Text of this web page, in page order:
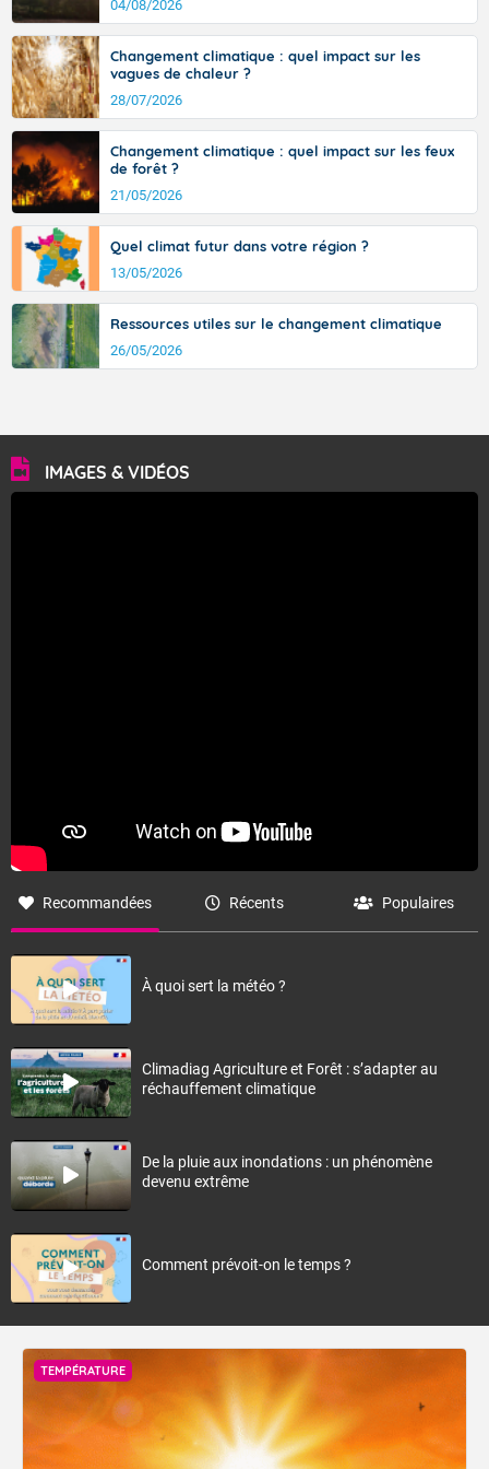
avec des pointes jusqu'à 37 à 38 degrés dans l'arrière-
pays varois et en vallée de la Garonne.
Fermer
04/08/2026
Changement climatique : quel impact sur les
vagues de chaleur ?
28/07/2026
Changement climatique : quel impact sur les feux
de forêt ?
21/05/2026
Quel climat futur dans votre région ?
13/05/2026
Ressources utiles sur le changement climatique
26/05/2026
IMAGES & VIDÉOS
Recommandées Récents Populaires
À quoi sert la météo ?
Climadiag Agriculture et Forêt : s’adapter au
réchauffement climatique
De la pluie aux inondations : un phénomène
devenu extrême
Comment prévoit-on le temps ?
TEMPÉRATURE